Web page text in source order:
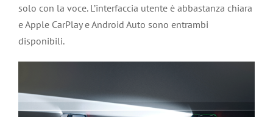
solo con la voce. L’interfaccia utente è abbastanza chiara
e Apple CarPlay e Android Auto sono entrambi
disponibili.